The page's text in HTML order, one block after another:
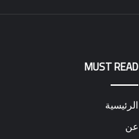
MUST READ
الرئيسية
عن